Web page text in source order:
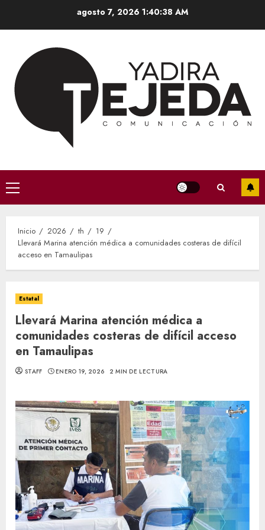
agosto 7, 2026 1:40:39 AM
Menú
principal
Inicio 2026 th
19
Llevará Marina atención médica a comunidades costeras de difícil
acceso en Tamaulipas
Estatal
Llevará Marina atención médica a
comunidades costeras de difícil acceso
en Tamaulipas
STAFF ENERO 19, 2026 2 MIN DE LECTURA